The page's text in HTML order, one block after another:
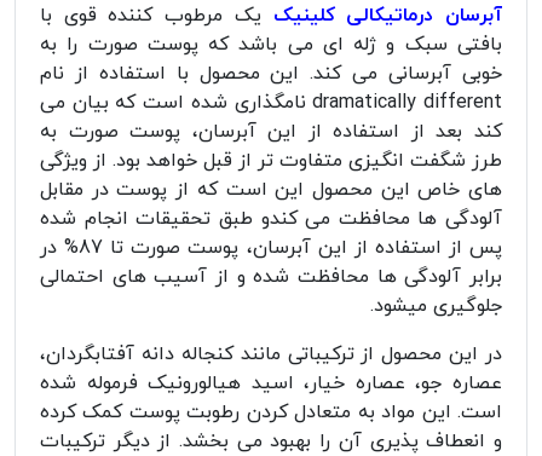
آبرسان درماتیکالی کلینیک یک مرطوب کننده قوی با
بافتی سبک و ژله ای می باشد که پوست صورت را به
خوبی آبرسانی می کند. این محصول با استفاده از نام
dramatically different نامگذاری شده است که بیان می
کند بعد از استفاده از این آبرسان، پوست صورت به
طرز شگفت انگیزی متفاوت تر از قبل خواهد بود. از ویژگی
های خاص این محصول این است که از پوست در مقابل
آلودگی ها محافظت می کندو طبق تحقیقات انجام شده
پس از استفاده از این آبرسان، پوست صورت تا 87% در
برابر آلودگی ها محافظت شده و از آسیب های احتمالی
جلوگیری میشود.
در این محصول از ترکیباتی مانند کنجاله دانه آفتابگردان،
عصاره جو، عصاره خیار، اسید هیالورونیک فرموله شده
است. این مواد به متعادل کردن رطوبت پوست کمک کرده
و انعطاف پذیری آن را بهبود می بخشد. از دیگر ترکیبات